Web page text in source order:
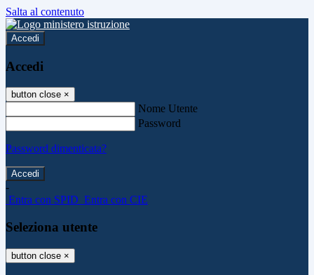
Salta al contenuto
Accedi
Accedi
button close ×
Nome Utente
Password
Password dimenticata?
-
Entra con SPID Entra con CIE
Seleziona utente
button close ×